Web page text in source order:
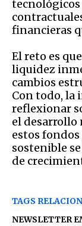
financieras
El reto es
liquidez
cambios
Con todo, la
reflexionar
el desarrollo
estos
sostenible
de
TAGS
NEWSLETTER